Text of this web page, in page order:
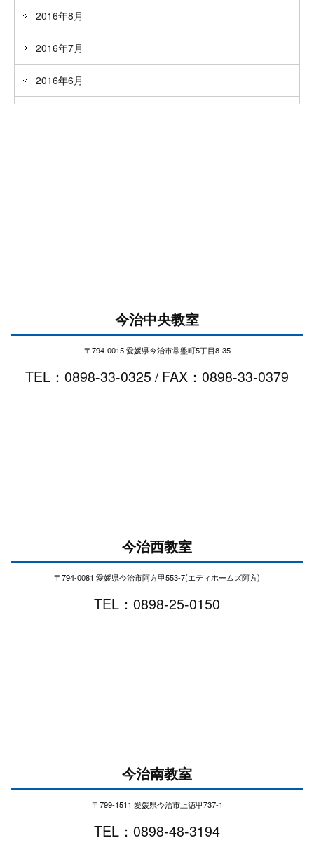
2016年8月
2016年7月
2016年6月
今治中央教室
〒794-0015 愛媛県今治市常盤町5丁目8-35
TEL：0898-33-0325 / FAX：0898-33-0379
今治西教室
〒794-0081 愛媛県今治市阿方甲553-7(エディホームズ阿方)
TEL：0898-25-0150
今治南教室
〒799-1511 愛媛県今治市上徳甲737-1
TEL：0898-48-3194